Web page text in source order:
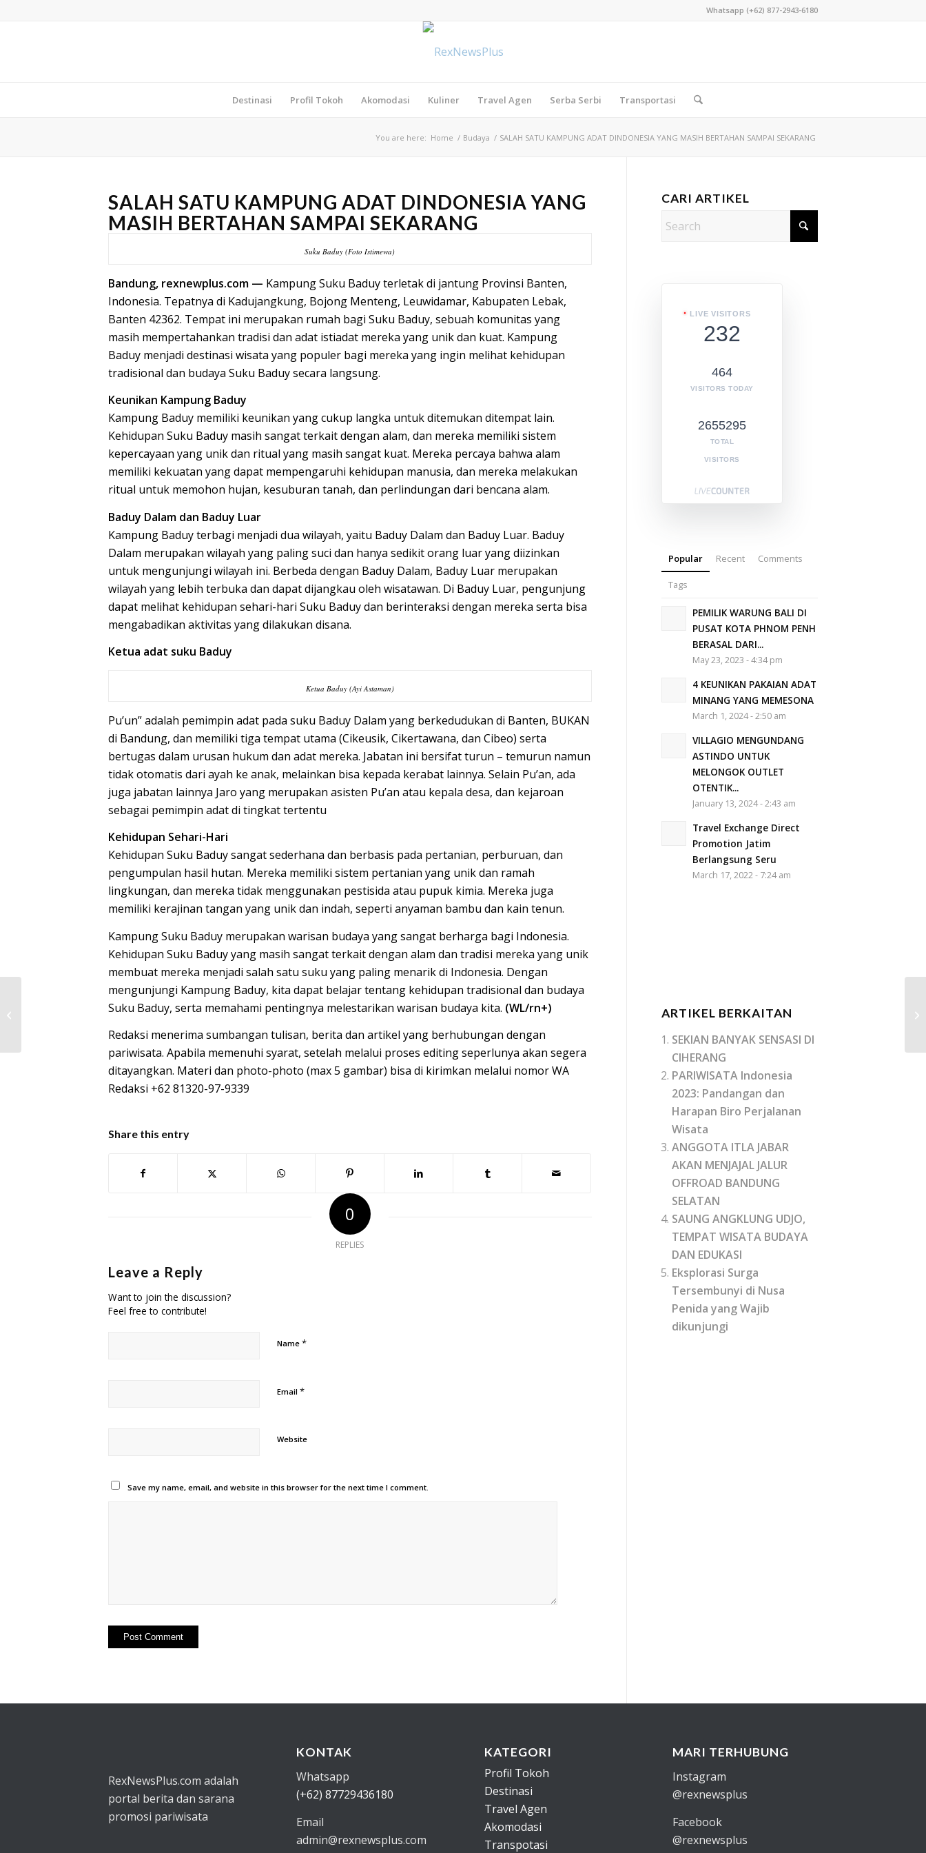
Whatsapp (+62) 877-2943-6180
Destinasi Profil Tokoh Akomodasi Kuliner Travel Agen Serba Serbi Transportasi
You are here: Home / Budaya / SALAH SATU KAMPUNG ADAT DINDONESIA YANG MASIH BERTAHAN SAMPAI SEKARANG
SALAH SATU KAMPUNG ADAT DINDONESIA YANG
MASIH BERTAHAN SAMPAI SEKARANG
Suku Baduy (Foto Istimewa)
Bandung, rexnewplus.com — Kampung Suku Baduy terletak di jantung Provinsi Banten,
Indonesia. Tepatnya di Kadujangkung, Bojong Menteng, Leuwidamar, Kabupaten Lebak,
Banten 42362. Tempat ini merupakan rumah bagi Suku Baduy, sebuah komunitas yang
masih mempertahankan tradisi dan adat istiadat mereka yang unik dan kuat. Kampung
Baduy menjadi destinasi wisata yang populer bagi mereka yang ingin melihat kehidupan
tradisional dan budaya Suku Baduy secara langsung.
Keunikan Kampung Baduy
Kampung Baduy memiliki keunikan yang cukup langka untuk ditemukan ditempat lain.
Kehidupan Suku Baduy masih sangat terkait dengan alam, dan mereka memiliki sistem
kepercayaan yang unik dan ritual yang masih sangat kuat. Mereka percaya bahwa alam
memiliki kekuatan yang dapat mempengaruhi kehidupan manusia, dan mereka melakukan
ritual untuk memohon hujan, kesuburan tanah, dan perlindungan dari bencana alam.
Baduy Dalam dan Baduy Luar
Kampung Baduy terbagi menjadi dua wilayah, yaitu Baduy Dalam dan Baduy Luar. Baduy
Dalam merupakan wilayah yang paling suci dan hanya sedikit orang luar yang diizinkan
untuk mengunjungi wilayah ini. Berbeda dengan Baduy Dalam, Baduy Luar merupakan
wilayah yang lebih terbuka dan dapat dijangkau oleh wisatawan. Di Baduy Luar, pengunjung
dapat melihat kehidupan sehari-hari Suku Baduy dan berinteraksi dengan mereka serta bisa
mengabadikan aktivitas yang dilakukan disana.
Ketua adat suku Baduy
Ketua Baduy (Ayi Astaman)
Pu’un” adalah pemimpin adat pada suku Baduy Dalam yang berkedudukan di Banten, BUKAN
di Bandung, dan memiliki tiga tempat utama (Cikeusik, Cikertawana, dan Cibeo) serta
bertugas dalam urusan hukum dan adat mereka. Jabatan ini bersifat turun – temurun namun
tidak otomatis dari ayah ke anak, melainkan bisa kepada kerabat lainnya. Selain Pu’an, ada
juga jabatan lainnya Jaro yang merupakan asisten Pu’an atau kepala desa, dan kejaroan
sebagai pemimpin adat di tingkat tertentu
Kehidupan Sehari-Hari
Kehidupan Suku Baduy sangat sederhana dan berbasis pada pertanian, perburuan, dan
pengumpulan hasil hutan. Mereka memiliki sistem pertanian yang unik dan ramah
lingkungan, dan mereka tidak menggunakan pestisida atau pupuk kimia. Mereka juga
memiliki kerajinan tangan yang unik dan indah, seperti anyaman bambu dan kain tenun.
Kampung Suku Baduy merupakan warisan budaya yang sangat berharga bagi Indonesia.
Kehidupan Suku Baduy yang masih sangat terkait dengan alam dan tradisi mereka yang unik
membuat mereka menjadi salah satu suku yang paling menarik di Indonesia. Dengan
mengunjungi Kampung Baduy, kita dapat belajar tentang kehidupan tradisional dan budaya
Suku Baduy, serta memahami pentingnya melestarikan warisan budaya kita. (WL/rn+)
Redaksi menerima sumbangan tulisan, berita dan artikel yang berhubungan dengan
pariwisata. Apabila memenuhi syarat, setelah melalui proses editing seperlunya akan segera
ditayangkan. Materi dan photo-photo (max 5 gambar) bisa di kirimkan melalui nomor WA
Redaksi +62 81320-97-9339
Share this entry
0
REPLIES
Leave a Reply
Want to join the discussion?
Feel free to contribute!
Name *
Email *
Website
Save my name, email, and website in this browser for the next time I comment.
CARI ARTIKEL
LIVE VISITORS
232
464
VISITORS TODAY
2655295
TOTAL
VISITORS
Popular Recent Comments
Tags
PEMILIK WARUNG BALI DI
PUSAT KOTA PHNOM PENH
BERASAL DARI...
May 23, 2023 - 4:34 pm
4 KEUNIKAN PAKAIAN ADAT
MINANG YANG MEMESONA
March 1, 2024 - 2:50 am
VILLAGIO MENGUNDANG
ASTINDO UNTUK
MELONGOK OUTLET
OTENTIK...
January 13, 2024 - 2:43 am
Travel Exchange Direct
Promotion Jatim
Berlangsung Seru
March 17, 2022 - 7:24 am
ARTIKEL BERKAITAN
SEKIAN BANYAK SENSASI DI
CIHERANG
PARIWISATA Indonesia
2023: Pandangan dan
Harapan Biro Perjalanan
Wisata
ANGGOTA ITLA JABAR
AKAN MENJAJAL JALUR
OFFROAD BANDUNG
SELATAN
SAUNG ANGKLUNG UDJO,
TEMPAT WISATA BUDAYA
DAN EDUKASI
Eksplorasi Surga
Tersembunyi di Nusa
Penida yang Wajib
dikunjungi
RexNewsPlus.com adalah
portal berita dan sarana
promosi pariwisata
KONTAK
Whatsapp
(+62) 87729436180
Email
admin@rexnewsplus.com
KATEGORI
Profil Tokoh
Destinasi
Travel Agen
Akomodasi
Transpotasi
MARI TERHUBUNG
Instagram
@rexnewsplus
Facebook
@rexnewsplus
Bandara Husein Sastranegara: